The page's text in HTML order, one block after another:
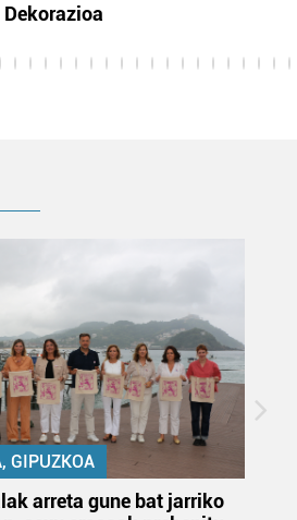
Dekorazioa
GIPUZKOA
arreta gune bat jarriko